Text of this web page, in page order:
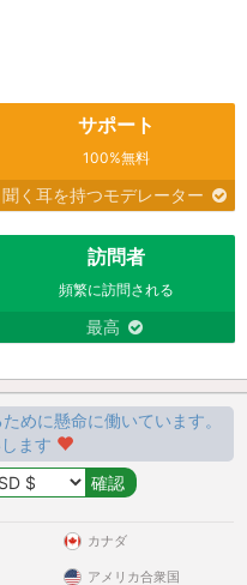
サポート
100%無料
聞く耳を持つモデレーター
訪問者
頻繁に訪問される
最高
めに懸命に働いています。
ます
カナダ
アメリカ合衆国